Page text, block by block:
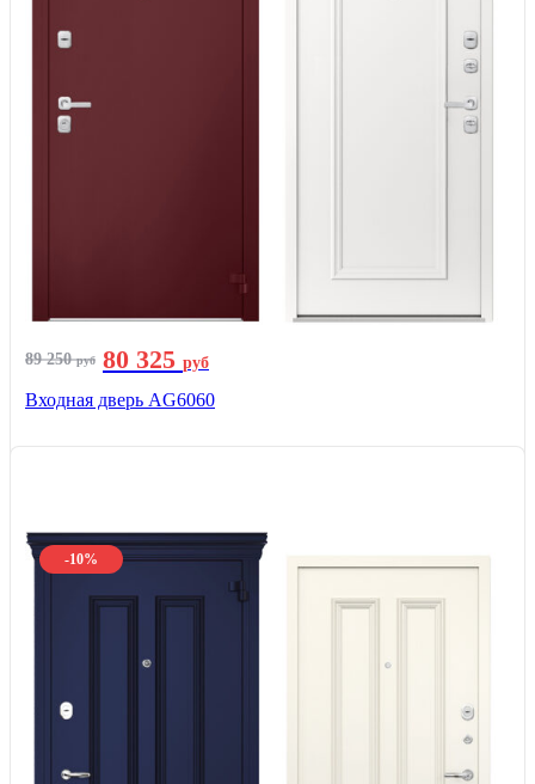
89 250руб 80 325 руб
Входная дверь AG6060
-10%